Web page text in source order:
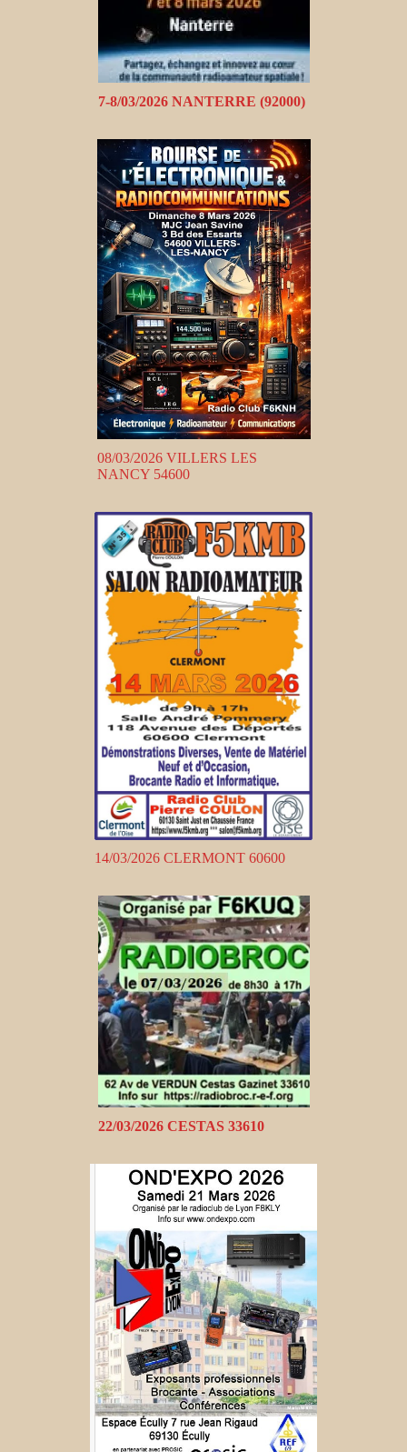
7-8/03/2026 NANTERRE (92000)
08/03/2026 VILLERS LES
NANCY 54600
14/03/2026 CLERMONT 60600
22/03/2026 CESTAS 33610